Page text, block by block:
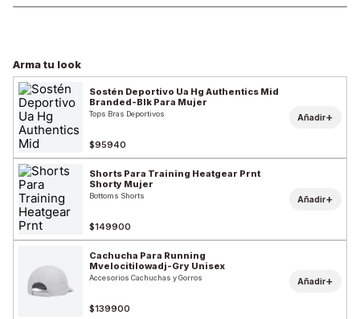
Arma tu look
Sostén Deportivo Ua Hg Authentics Mid
Branded-Blk Para Mujer
Tops Bras Deportivos
$95940
Añadir+
Shorts Para Training Heatgear Prnt
Shorty Mujer
Bottoms Shorts
$149900
Añadir+
Cachucha Para Running
Mvelocitilowadj-Gry Unisex
Accesorios Cachuchas y Gorros
$139900
Añadir+